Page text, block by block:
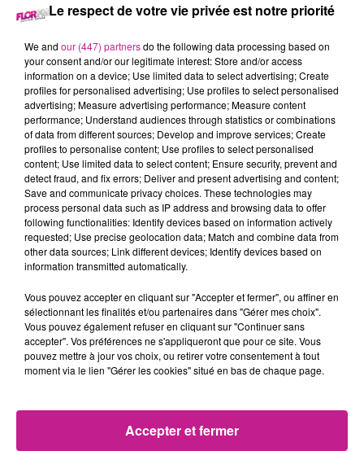
DESCRIPTION DE L'OFFRE
Soucieux du détail, vous avez une connaissance globale de
l'usinage et vous souhaitez intégrer une entreprise
dominante sur le marché européen : soyez attentif, l'emploi
décrit ci-dessous est fait pour vous !
Nous recherchons pour l'un de nos clients, société
spécialisée dans le domaine de la chimie: Un tourneur H/F
Votre missions consiste à usiner et produire des pièces par
dimensions définies (plane, cylindrique, ...), à l'unité ou en
série, au moyen de machines conventionnelles ou à
commandes numériques.
PROFIL RECHERCHÉ
expérience réussie sur un poste similaire. Vous êtes reconnu
pour votre capacité d'adaptation, de flexibilité et votre grande
Le respect de votre vie privée est notre priorité
We and our (447) partnersdo the following data processing based on
your consent and/or our legitimate interest: Store and/or access
information on a device; Use limited data to select advertising; Create
profiles for personalised advertising; Use profiles to select personalised
advertising; Measure advertising performance; Measure content
performance; Understand audiences through statistics or combinations
of data from different sources; Develop and improve services; Create
profiles to personalise content; Use profiles to select personalised
content; Use limited data to select content; Ensure security, prevent and
detect fraud, and fix errors; Deliver and present advertising and content;
Save and communicate privacy choices. These technologies may
process personal data such as IP address and browsing data to offer
following functionalities: Identify devices based on information actively
requested; Use precise geolocation data; Match and combine data from
other data sources; Link different devices; Identify devices based on
information transmitted automatically.
Vous pouvez accepter en cliquant sur "Accepter et fermer", ou affiner en
sélectionnant les finalités et/ou partenaires dans "Gérer mes choix".
Vous pouvez également refuser en cliquant sur "Continuer sans
accepter". Vos préférences ne s'appliqueront que pour ce site. Vous
pouvez mettre à jour vos choix, ou retirer votre consentement à tout
moment via le lien "Gérer les cookies" situé en bas de chaque page.
Accepter et fermer